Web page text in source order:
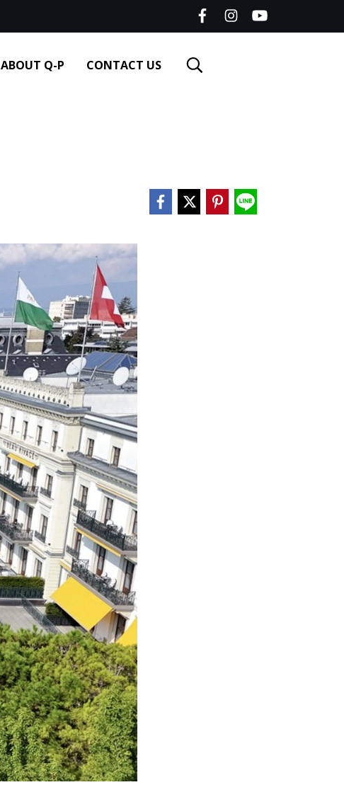
ABOUT Q-P CONTACT US